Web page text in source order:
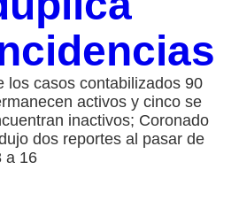
los casos contabilizados 90
activos y cinco se
inactivos; Coronado
dos reportes al pasar de
a 16